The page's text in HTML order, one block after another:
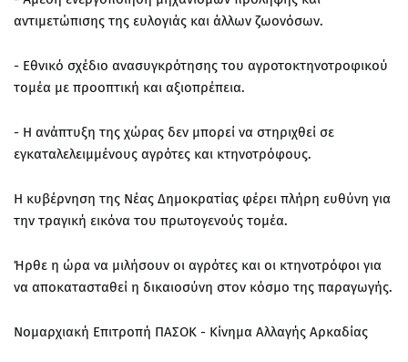
αντιμετώπισης της ευλογιάς και άλλων ζωονόσων.
- Εθνικό σχέδιο ανασυγκρότησης του αγροτοκτηνοτροφικού
τομέα με προοπτική και αξιοπρέπεια.
- Η ανάπτυξη της χώρας δεν μπορεί να στηριχθεί σε
εγκαταλελειμμένους αγρότες και κτηνοτρόφους.
Η κυβέρνηση της Νέας Δημοκρατίας φέρει πλήρη ευθύνη για
την τραγική εικόνα του πρωτογενούς τομέα.
Ήρθε η ώρα να μιλήσουν οι αγρότες και οι κτηνοτρόφοι για
να αποκατασταθεί η δικαιοσύνη στον κόσμο της παραγωγής.
Νομαρχιακή Επιτροπή ΠΑΣΟΚ - Κίνημα Αλλαγής Αρκαδίας